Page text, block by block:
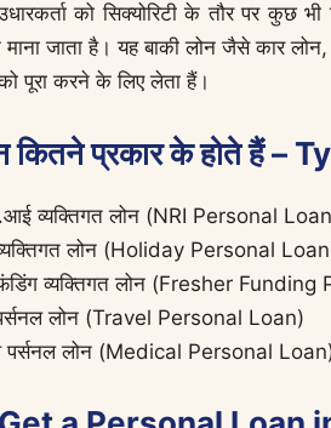
को सिक्योरिटी के तौर पर कुछ
माना जाता है। यह बाकी लोन जैसे कार
पूरा करने के लिए लेता हैं।
कितने प्रकार के होते हैं
व्यक्तिगत लोन (NRI Personal
लोन (Holiday Personal
व्यक्तिगत लोन (Fresher
लोन (Travel Personal Loan)
पर्सनल लोन (Medical Personal